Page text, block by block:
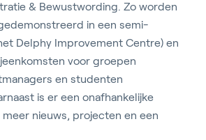
& Bewustwording. Zo worden
in een semi-
Delphy Improvement Centre) en
voor groepen
en studenten
is er een onafhankelijke
nieuws, projecten en een